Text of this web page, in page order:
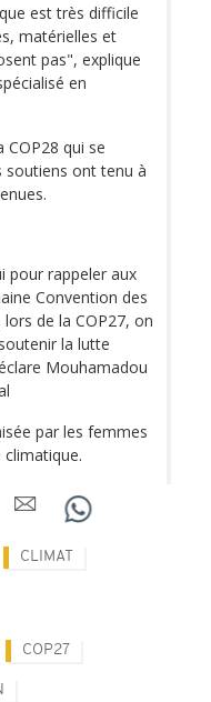
est très difficile
matérielles et
pas", explique
en
qui se
soutiens ont tenu à
pour rappeler aux
Convention des
de la COP27, on
la lutte
Mouhamadou
par les femmes
CLIMAT
COP27